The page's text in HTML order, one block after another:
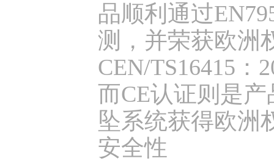
品顺利通过
测，并荣获欧洲
CEN/TS16415
而CE认证则是
坠系统获得欧洲
安全性